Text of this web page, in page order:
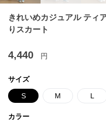
きれいめカジュアル ティ
りスカート
4,440 円
サイズ
S M L
カラー